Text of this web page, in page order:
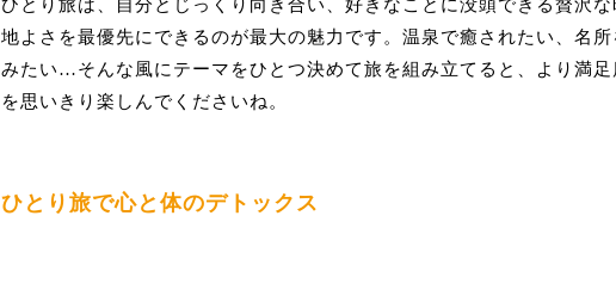
ひとり旅は、自分とじっくり向き合い、好きなことに没頭できる贅沢
地よさを最優先にできるのが最大の魅力です。温泉で癒されたい、名
みたい…そんな風にテーマをひとつ決めて旅を組み立てると、より満
を思いきり楽しんでくださいね。
ひとり旅で心と体のデトックス